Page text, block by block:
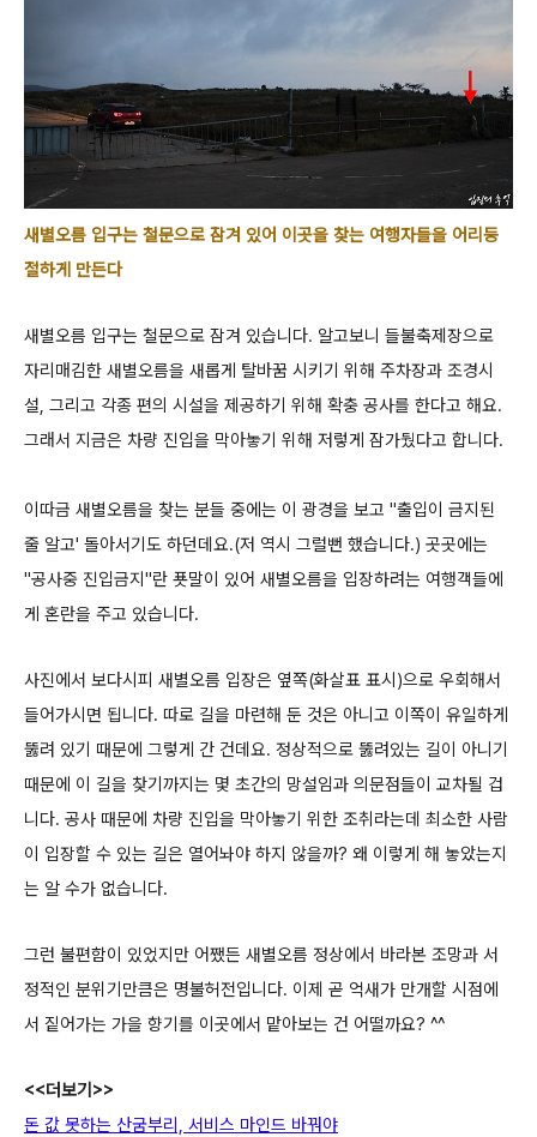
새별오름 입구는 철문으로 잠겨 있어 이곳을 찾는 여행자들을 어리둥
절하게 만든다
새별오름 입구는 철문으로 잠겨 있습니다. 알고보니 들불축제장으로
자리매김한 새별오름을 새롭게 탈바꿈 시키기 위해 주차장과 조경시
설, 그리고 각종 편의 시설을 제공하기 위해 확충 공사를 한다고 해요.
그래서 지금은 차량 진입을 막아놓기 위해 저렇게 잠가뒀다고 합니다.
이따금 새별오름을 찾는 분들 중에는 이 광경을 보고 "출입이 금지된
줄 알고' 돌아서기도 하던데요.(저 역시 그럴뻔 했습니다.) 곳곳에는
"공사중 진입금지"란 푯말이 있어 새별오름을 입장하려는 여행객들에
게 혼란을 주고 있습니다.
사진에서 보다시피 새별오름 입장은 옆쪽(화살표 표시)으로 우회해서
들어가시면 됩니다. 따로 길을 마련해 둔 것은 아니고 이쪽이 유일하게
뚫려 있기 때문에 그렇게 간 건데요. 정상적으로 뚫려있는 길이 아니기
때문에 이 길을 찾기까지는 몇 초간의 망설임과 의문점들이 교차될 겁
니다. 공사 때문에 차량 진입을 막아놓기 위한 조취라는데 최소한 사람
이 입장할 수 있는 길은 열어놔야 하지 않을까? 왜 이렇게 해 놓았는지
는 알 수가 없습니다.
그런 불편함이 있었지만 어쨌든 새별오름 정상에서 바라본 조망과 서
정적인 분위기만큼은 명불허전입니다. 이제 곧 억새가 만개할 시점에
서 짙어가는 가을 향기를 이곳에서 맡아보는 건 어떨까요? ^^
<<더보기>>
돈 값 못하는 산굼부리, 서비스 마인드 바꿔야